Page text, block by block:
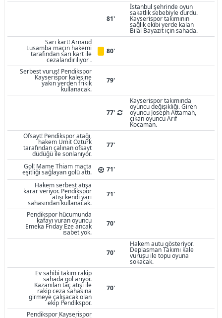
81'
İstanbul şehrinde oyun
sakatlık sebebiyle durdu.
Kayserispor takımının
sağlık ekibi yerde kalan
Bilal Bayazit için sahada.
Sarı kart! Arnaud
Lusamba maçın hakemi
tarafından sarı kart ile
cezalandırılıyor .
80'
Serbest vuruş! Pendikspor
Kayserispor kalesine
yakın yerden frikik
kullanacak.
79'
77'
Kayserispor takımında
oyuncu değişikliği. Giren
oyuncu Joseph Attamah,
çıkan oyuncu Arif
Kocaman.
Ofsayt! Pendikspor atağı,
hakem Umit Ozturk
tarafından çalınan ofsayt
düdüğü ile sonlanıyor.
77'
Gol! Mame Thiam maçta
eşitliği sağlayan golü attı.
71'
Hakem serbest atışa
karar veriyor. Pendikspor
atışı kendi yarı
sahasından kullanacak.
71'
Pendikspor hücumunda
kafayı vuran oyuncu
Emeka Friday Eze ancak
isabet yok.
70'
70'
Hakem autu gösteriyor.
Deplasman Takımı kale
vuruşu ile topu oyuna
sokacak.
Ev sahibi takım rakip
sahada gol arıyor.
Kazanılan taç atışı ile
rakip ceza sahasına
girmeye çalışacak olan
ekip Pendikspor.
70'
Pendikspor Kayserispor